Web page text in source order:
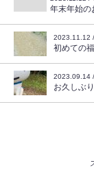
年末年始の
2023.11.12
初めての
2023.09.14
お久しぶ